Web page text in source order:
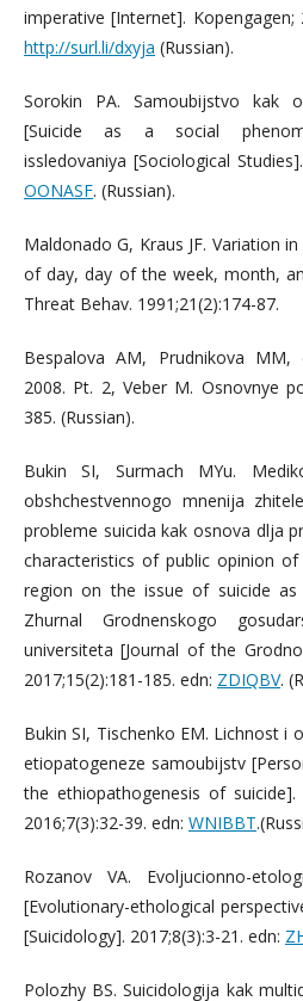
imperative [Internet].
http://surl.li/dxyja (Russian).
Sorokin PA. Samoubijstvo kak
[Suicide as a social
issledovaniya [Sociological
OONASF. (Russian).
Maldonado G, Kraus JF. Variation
of day, day of the week, month,
Threat Behav. 1991;21(2):174-87.
Bespalova AM, Prudnikova MM,
2008. Pt. 2, Veber M. Osnovnye
385. (Russian).
Bukin SI, Surmach MYu.
obshchestvennogo mnenija
probleme suicida kak osnova dlja
characteristics of public opinion
region on the issue of suicide
Zhurnal Grodnenskogo
universiteta [Journal of the
2017;15(2):181-185. edn: ZDIQBV.
Bukin SI, Tischenko EM. Lichnost i
etiopatogeneze samoubijstv
the ethiopathogenesis of suicide].
2016;7(3):32-39. edn: WNIBBT
Rozanov VA. Evoljucionno-
[Evolutionary-ethological
[Suicidology]. 2017;8(3):3-21. edn:
Polozhy BS. Suicidologija kak